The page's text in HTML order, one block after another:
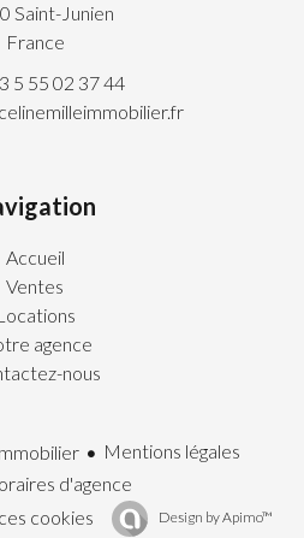
Saint-Junien
France
5 55 02 37 44
Accueil
Ventes
agence
nous
Mentions légales
d'agence
cookies
Design byApimo™